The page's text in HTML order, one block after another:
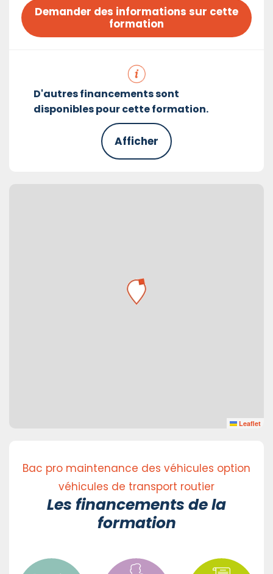
Demander des informations sur cette
formation
D'autres financements sont
disponibles pour cette formation.
Afficher
Leaflet
Bac pro maintenance des véhicules option
véhicules de transport routier
Les financements de la
formation